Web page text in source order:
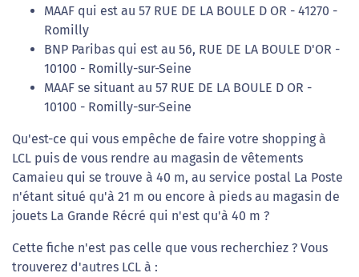
MAAF qui est au 57 RUE DE LA BOULE D OR - 41270 -
Romilly
BNP Paribas qui est au 56, RUE DE LA BOULE D'OR -
10100 - Romilly-sur-Seine
MAAF se situant au 57 RUE DE LA BOULE D OR -
10100 - Romilly-sur-Seine
Qu'est-ce qui vous empêche de faire votre shopping à
LCL puis de vous rendre au magasin de vêtements
Camaieu qui se trouve à 40 m, au service postal La Poste
n'étant situé qu'à 21 m ou encore à pieds au magasin de
jouets La Grande Récré qui n'est qu'à 40 m ?
Cette fiche n'est pas celle que vous recherchiez ? Vous
trouverez d'autres LCL à :